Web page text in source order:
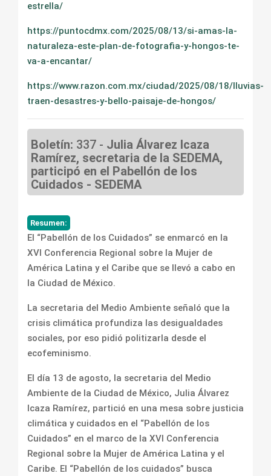
estrella/
https://puntocdmx.com/2025/08/13/si-amas-la-
naturaleza-este-plan-de-fotografia-y-hongos-te-
va-a-encantar/
https://www.razon.com.mx/ciudad/2025/08/18/lluvias-
traen-desastres-y-bello-paisaje-de-hongos/
Boletín: 337 - Julia Álvarez Icaza
Ramírez, secretaria de la SEDEMA,
participó en el Pabellón de los
Cuidados - SEDEMA
Resumen:
El “Pabellón de los Cuidados” se enmarcó en la
XVI Conferencia Regional sobre la Mujer de
América Latina y el Caribe que se llevó a cabo en
la Ciudad de México.
La secretaria del Medio Ambiente señaló que la
crisis climática profundiza las desigualdades
sociales, por eso pidió politizarla desde el
ecofeminismo.
El día 13 de agosto, la secretaria del Medio
Ambiente de la Ciudad de México, Julia Álvarez
Icaza Ramírez, partició en una mesa sobre justicia
climática y cuidados en el “Pabellón de los
Cuidados” en el marco de la XVI Conferencia
Regional sobre la Mujer de América Latina y el
Caribe. El “Pabellón de los cuidados” busca